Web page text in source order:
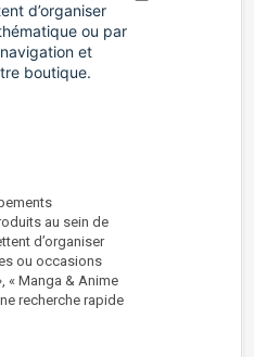
d’organiser
ou par
et
boutique.
au sein de
d’organiser
ou occasions
« Manga & Anime
recherche rapide